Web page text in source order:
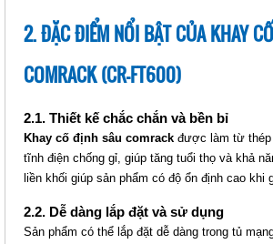
KHAY CỐ ĐỊNH COMRACK
TỦ SÂU CR-FT1000
Giá: Liên hệ
Mã sản phẩm: MT-CR-
2. ĐẶC ĐIỂM NỔI BẬT CỦA KHAY
COMRACK (CR-FT600)
2.1. Thiết kế chắc chắn và bền bỉ
Khay cố định sâu comrack được làm từ
tĩnh điện chống gỉ, giúp tăng tuổi thọ và khả
liền khối giúp sản phẩm có độ ổn định cao khi
2.2. Dễ dàng lắp đặt và sử dụng
Sản phẩm có thể lắp đặt dễ dàng trong tủ